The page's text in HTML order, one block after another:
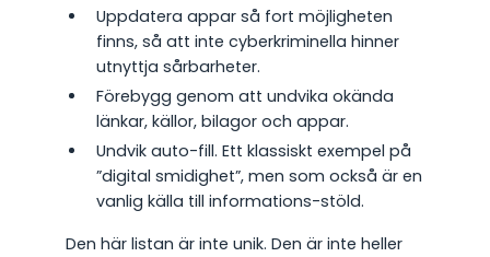
Uppdatera appar så fort möjligheten
finns, så att inte cyberkriminella hinner
utnyttja sårbarheter.
Förebygg genom att undvika okända
länkar, källor, bilagor och appar.
Undvik auto-fill. Ett klassiskt exempel på
”digital smidighet”, men som också är en
vanlig källa till informations-stöld.
Den här listan är inte unik. Den är inte heller